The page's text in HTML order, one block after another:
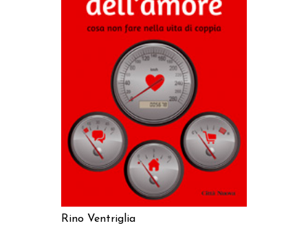
AGGIUNGI AL CARRELLO
Rino Ventriglia